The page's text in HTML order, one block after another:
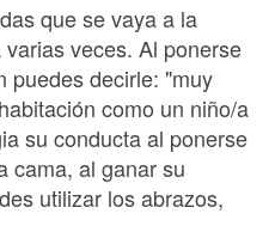
que se vaya a la
veces. Al ponerse
puedes decirle: "muy
como un niño/a
su conducta al ponerse
cama, al ganar su
utilizar los abrazos,